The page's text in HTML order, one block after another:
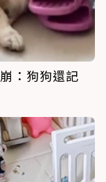
：狗狗還記